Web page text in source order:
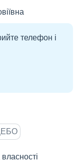
телефон і